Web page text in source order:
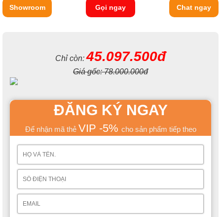
Showroom Gọi ngay Chat ngay
Chỉ còn:45.097.500đ
Giá gốc:78.000.000đ
ĐĂNG KÝ NGAY
Để nhận mã thẻ VIP -5% cho sản phẩm tiếp theo